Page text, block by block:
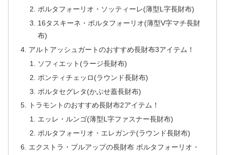
ポルタフォーリオ・ソッティーレ(薄型L字長財布)
16タスキーネ・ポルタフォーリオ(薄型V字マチ長財
布)
アルトアッシュガートのおすすめ長財布3アイテム！
ソフィエット(ラージ長財布)
ポンティチェッロ(ラウンド長財布)
ポルタセグレタ(かぶせ蓋長財布)
トラモントのおすすめ長財布2アイテム！
エッレ・ルンゴ(薄型L字ファスナー長財布)
ポルタフォーリオ・エレガンテ(ラウンド長財布)
エクストラ・プルアップの長財布 ポルタフォーリオ・